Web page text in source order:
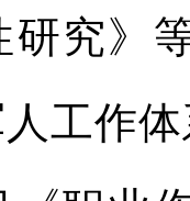
研究》
人工作